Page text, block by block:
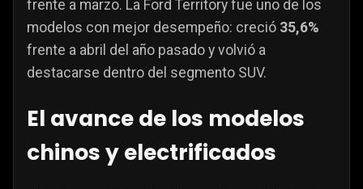
frente a marzo. La Ford Territory fue uno de los
modelos con mejor desempeño: creció 35,6%
frente a abril del año pasado y volvió a
destacarse dentro del segmento SUV.
El avance de los modelos
chinos y electrificados